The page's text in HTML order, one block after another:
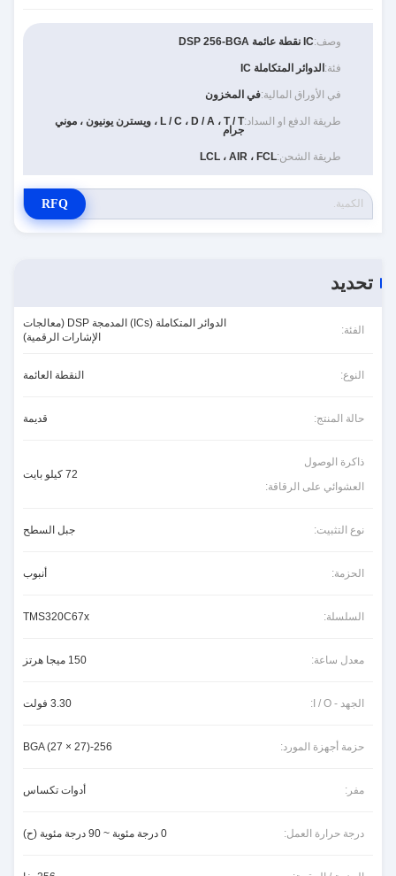
وصف:IC نقطة عائمة DSP 256-BGA
فئة: الدوائر المتكاملة IC
في الأوراق المالية:في المخزون
طريقة الدفع او السداد: L / C ، D / A ، T / T ، ويسترن يونيون ، موني
جرام
طريقة الشحن:LCL ، AIR ، FCL
RFQ
تحديد
الفئة:
الدوائر المتكاملة (ICs) المدمجة DSP (معالجات
الإشارات الرقمية)
النوع: النقطة العائمة
حالة المنتج: قديمة
ذاكرة الوصول
العشوائي على الرقاقة:
72 كيلو بايت
نوع التثبيت: جبل السطح
الحزمة: أنبوب
السلسلة: TMS320C67x
معدل ساعة: 150 ميجا هرتز
الجهد - I / O: 3.30 فولت
حزمة أجهزة المورد: 256-BGA (27 × 27)
مفر: أدوات تكساس
درجة حرارة العمل: 0 درجة مئوية ~ 90 درجة مئوية (ح)